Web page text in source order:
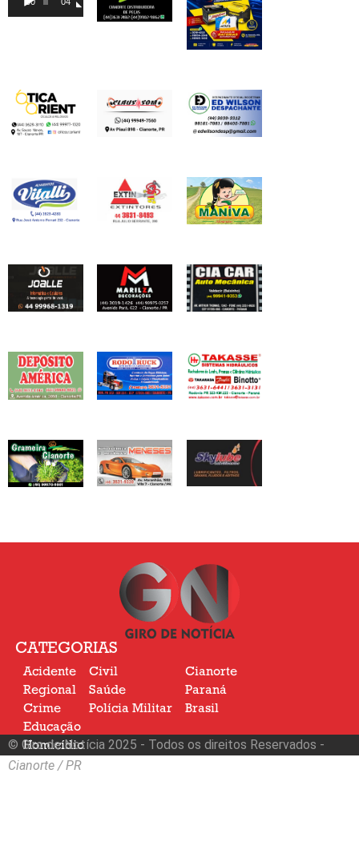
vídeo
CATEGORIAS
Acidente
Regional
Crime
Civil
Saúde
Polícia Militar
Cianorte
Paraná
Brasil
Educação
Homicídio
Nacional
© Giro de Notícia 2025 - Todos os direitos Reservados -
Cianorte / PR